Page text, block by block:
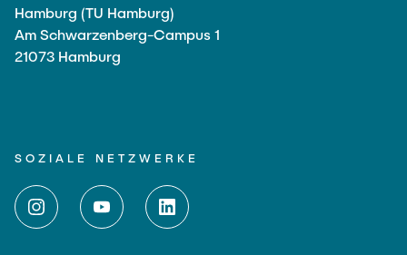
Hamburg (TU Hamburg)
Am Schwarzenberg-Campus 1
21073 Hamburg
SOZIALE NETZWERKE